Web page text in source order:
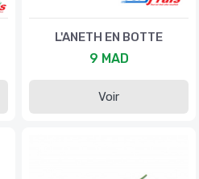
L'ANETH EN BOTTE
9 MAD
Voir